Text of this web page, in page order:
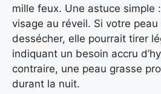
mille feux. Une astuce simple
visage au réveil. Si votre
dessécher, elle pourrait tirer
indiquant un besoin accru
contraire, une peau grasse
durant la nuit.